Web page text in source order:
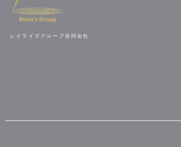
​レイライズグループ合同会社